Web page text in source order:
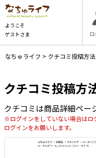
ようこそ
ゲストさま
ロ
なちゅライフ > クチコミ投稿方法
クチコミ投稿方
クチコミは商品詳細ペー
※ログインをしていない場合はロ
ログインをお願いします。